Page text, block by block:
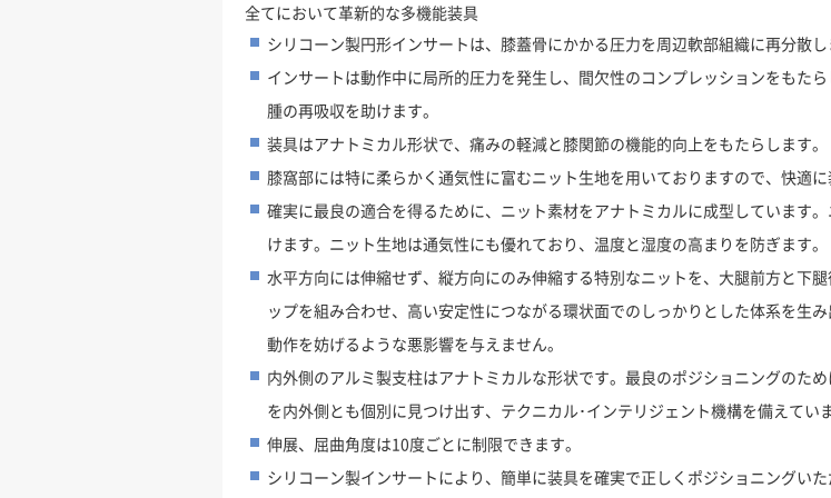
全てにおいて革新的な多機能装具
シリコーン製円形インサートは、膝蓋骨にかかる圧力を周辺軟部組織に再分散し
インサートは動作中に局所的圧力を発生し、間欠性のコンプレッションをもた
腫の再吸収を助けます。
装具はアナトミカル形状で、痛みの軽減と膝関節の機能的向上をもたらします。
膝窩部には特に柔らかく通気性に富むニット生地を用いておりますので、快適に
確実に最良の適合を得るために、ニット素材をアナトミカルに成型しています
けます。ニット生地は通気性にも優れており、温度と湿度の高まりを防ぎます。
水平方向には伸縮せず、縦方向にのみ伸縮する特別なニットを、大腿前方と下
ップを組み合わせ、高い安定性につながる環状面でのしっかりとした体系を生
動作を妨げるような悪影響を与えません。
内外側のアルミ製支柱はアナトミカルな形状です。最良のポジショニングのた
を内外側とも個別に見つけ出す、テクニカル･インテリジェント機構を備えていま
伸展、屈曲角度は10度ごとに制限できます。
シリコーン製インサートにより、簡単に装具を確実で正しくポジショニングい